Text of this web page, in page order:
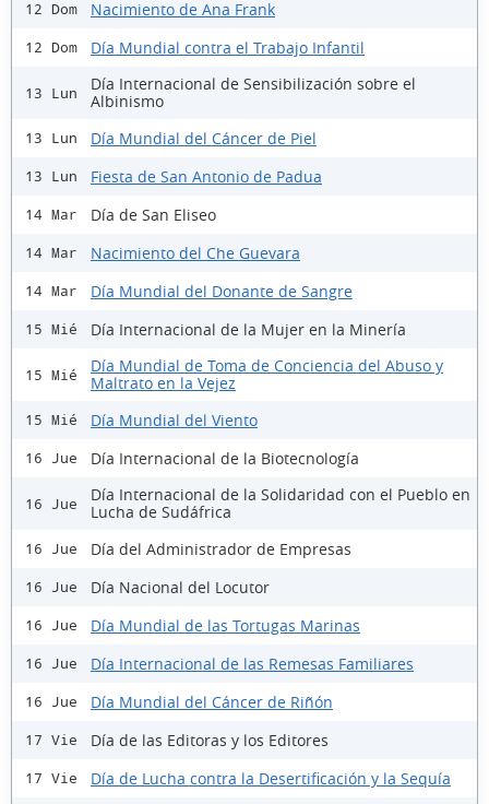
12 Dom Nacimiento de Ana Frank
12 Dom Día Mundial contra el Trabajo Infantil
13 Lun
Día Internacional de Sensibilización sobre el
Albinismo
13 Lun Día Mundial del Cáncer de Piel
13 Lun Fiesta de San Antonio de Padua
14 Mar Día de San Eliseo
14 Mar Nacimiento del Che Guevara
14 Mar Día Mundial del Donante de Sangre
15 Mié Día Internacional de la Mujer en la Minería
15 Mié
Día Mundial de Toma de Conciencia del Abuso y
Maltrato en la Vejez
15 Mié Día Mundial del Viento
16 Jue Día Internacional de la Biotecnología
16 Jue
Día Internacional de la Solidaridad con el Pueblo en
Lucha de Sudáfrica
16 Jue Día del Administrador de Empresas
16 Jue Día Nacional del Locutor
16 Jue Día Mundial de las Tortugas Marinas
16 Jue Día Internacional de las Remesas Familiares
16 Jue Día Mundial del Cáncer de Riñón
17 Vie Día de las Editoras y los Editores
17 Vie Día de Lucha contra la Desertificación y la Sequía